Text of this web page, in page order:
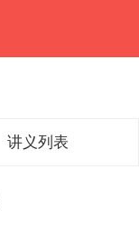
讲义列表